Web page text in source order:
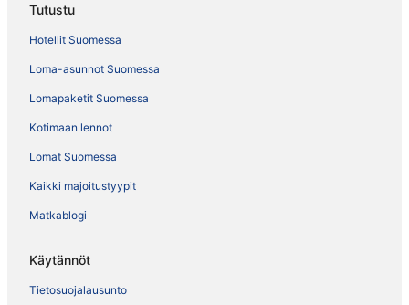
Tutustu
Hotellit Suomessa
Loma-asunnot Suomessa
Lomapaketit Suomessa
Kotimaan lennot
Lomat Suomessa
Kaikki majoitustyypit
Matkablogi
Käytännöt
Tietosuojalausunto